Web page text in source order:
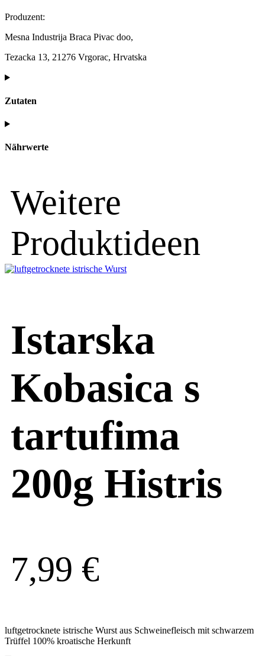
Produzent:
Mesna Industrija Braca Pivac doo,
Tezacka 13, 21276 Vrgorac, Hrvatska
Zutaten
Nährwerte
Weitere
Produktideen
Istarska
Kobasica s
tartufima
200g Histris
7,99 €
luftgetrocknete istrische Wurst aus Schweinefleisch mit schwarzem
Trüffel 100% kroatische Herkunft